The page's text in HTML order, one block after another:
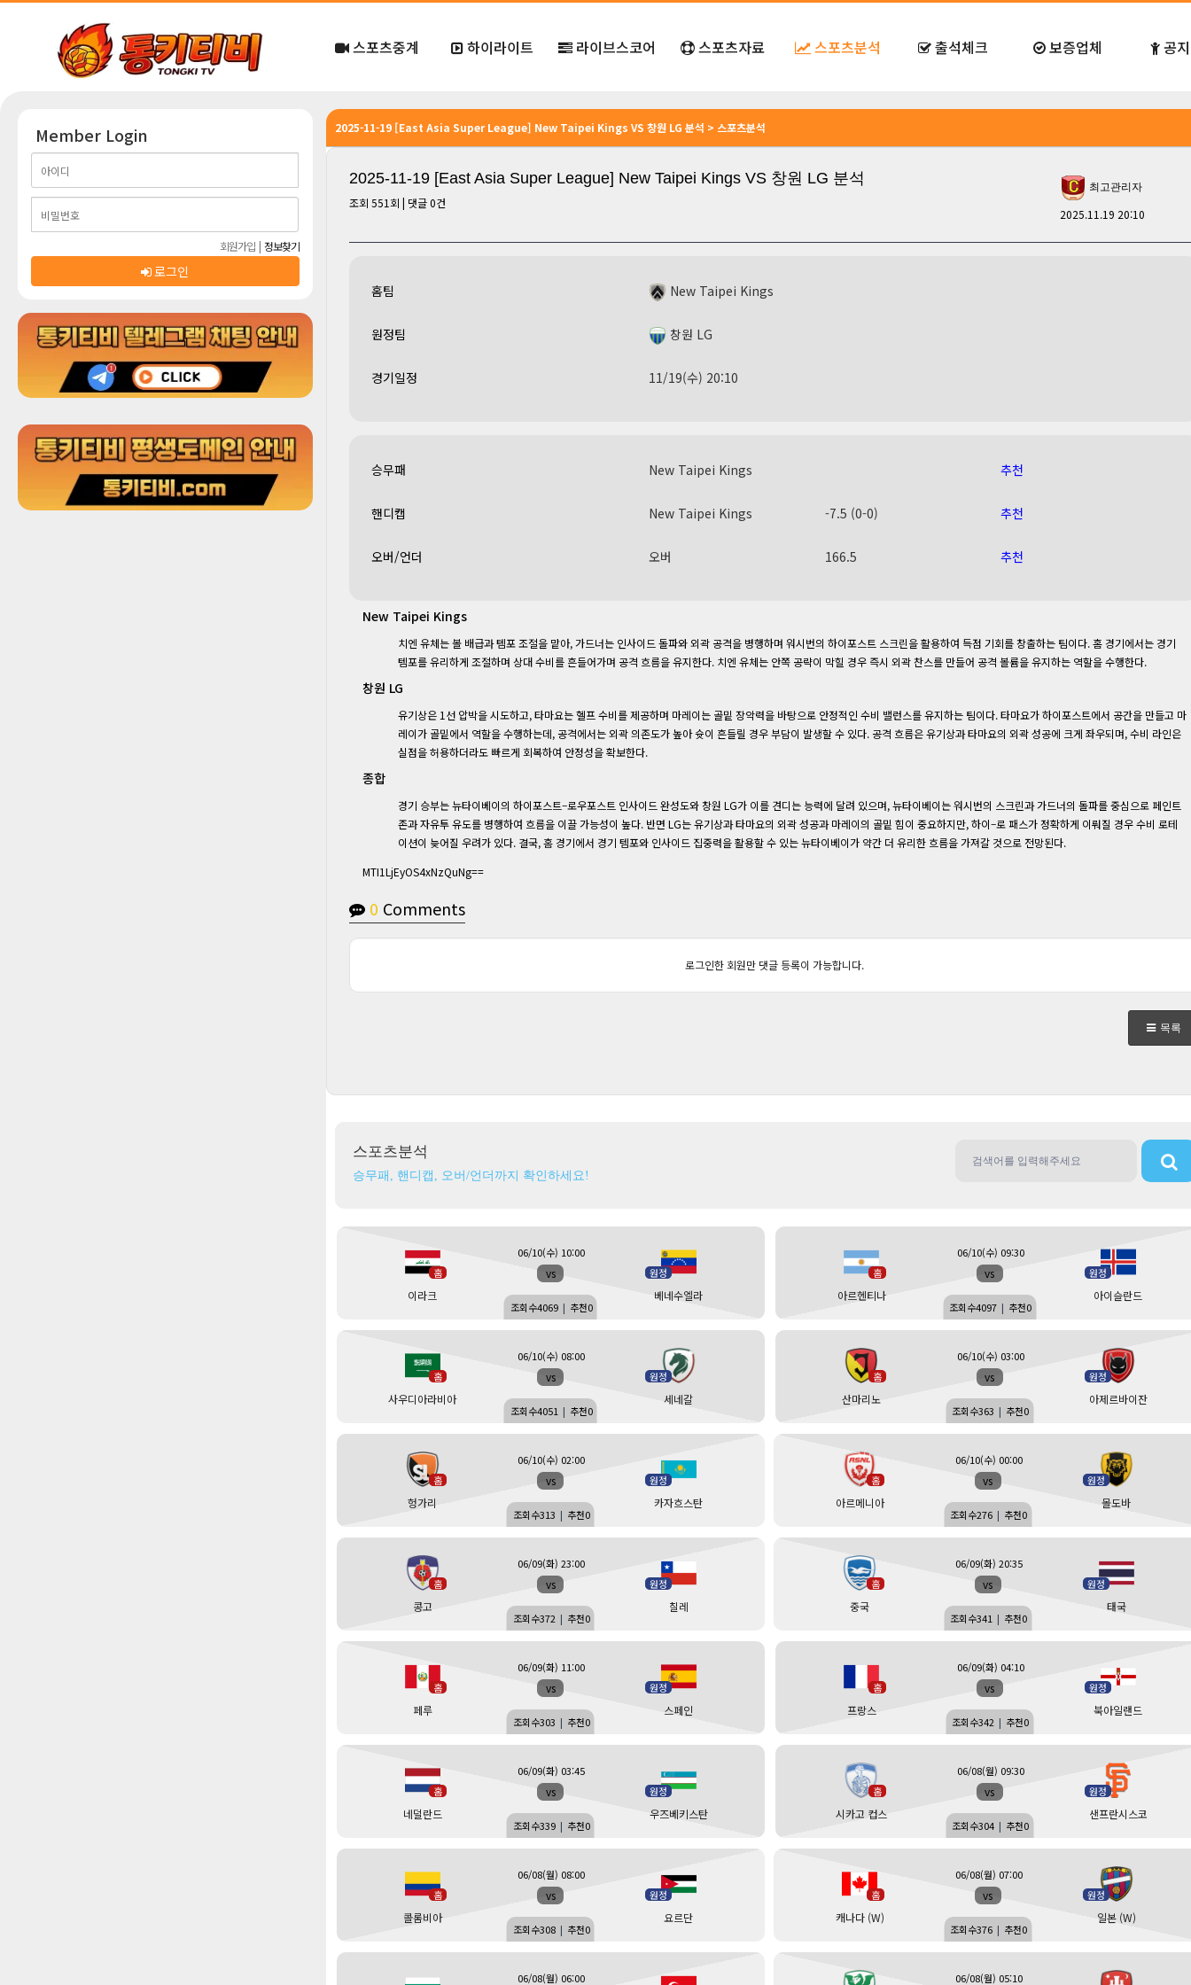
스포츠중계 하이라이트 라이브스코어 스포츠자료 스포츠분석 출석체크 보증업체 공
2025-11-19 [East Asia Super League] New Taipei Kings VS 창원 LG 분석 > 스포츠분석
2025-11-19 [East Asia Super League] New Taipei Kings VS 창원 LG 분석
조회 551회 | 댓글0건
최고관리자
2025.11.19 20:10
홈팀 New Taipei Kings
원정팀 창원 LG
경기일정 11/19(수) 20:10
승무패 New Taipei Kings 추천
핸디캡 New Taipei Kings -7.5 (0-0) 추천
오버/언더 오버 166.5 추천
New Taipei Kings
치엔 유체는 볼 배급과 템포 조절을 맡아, 가드너는 인사이드 돌파와 외곽 공격을 병행하며 워시번의 하이포스트 스크린을 활용하여 득점 기회를 창출하는 팀이다. 홈 경기에서는 경기
템포를 유리하게 조절하며 상대 수비를 흔들어가며 공격 흐름을 유지한다. 치엔 유체는 안쪽 공략이 막힐 경우 즉시 외곽 찬스를 만들어 공격 볼륨을 유지하는 역할을 수행한다.
창원 LG
유기상은 1선 압박을 시도하고, 타마요는 헬프 수비를 제공하며 마레이는 골밑 장악력을 바탕으로 안정적인 수비 밸런스를 유지하는 팀이다. 타마요가 하이포스트에서 공간을 만들고 마
레이가 골밑에서 역할을 수행하는데, 공격에서는 외곽 의존도가 높아 슛이 흔들릴 경우 부담이 발생할 수 있다. 공격 흐름은 유기상과 타마요의 외곽 성공에 크게 좌우되며, 수비 라인은
실점을 허용하더라도 빠르게 회복하여 안정성을 확보한다.
종합
경기 승부는 뉴타이베이의 하이포스트–로우포스트 인사이드 완성도와 창원 LG가 이를 견디는 능력에 달려 있으며, 뉴타이베이는 워시번의 스크린과 가드너의 돌파를 중심으로 페인트
존과 자유투 유도를 병행하여 흐름을 이끌 가능성이 높다. 반면 LG는 유기상과 타마요의 외곽 성공과 마레이의 골밑 힘이 중요하지만, 하이–로 패스가 정확하게 이뤄질 경우 수비 로테
이션이 늦어질 우려가 있다. 결국, 홈 경기에서 경기 템포와 인사이드 집중력을 활용할 수 있는 뉴타이베이가 약간 더 유리한 흐름을 가져갈 것으로 전망된다.
MTI1LjEyOS4xNzQuNg==
0 Comments
로그인한 회원만 댓글 등록이 가능합니다.
목록
스포츠분석
승무패, 핸디캡, 오버/언더까지 확인하세요!
홈
이라크
vs 원정
베네수엘라
06/10(수) 10:00
조회수4069 | 추천0
홈
아르헨티나
vs 원정
아이슬란드
06/10(수) 09:30
조회수4097 | 추천0
홈
사우디아라비아
vs 원정
세네갈
06/10(수) 08:00
조회수4051 | 추천0
홈
산마리노
vs 원정
아제르바이잔
06/10(수) 03:00
조회수363 | 추천0
홈
헝가리
vs 원정
카자흐스탄
06/10(수) 02:00
조회수313 | 추천0
홈
아르메니아
vs 원정
몰도바
06/10(수) 00:00
조회수276 | 추천0
홈
콩고
vs 원정
칠레
06/09(화) 23:00
조회수372 | 추천0
홈
중국
vs 원정
태국
06/09(화) 20:35
조회수341 | 추천0
홈
페루
vs 원정
스페인
06/09(화) 11:00
조회수303 | 추천0
홈
프랑스
vs 원정
북아일랜드
06/09(화) 04:10
조회수342 | 추천0
홈
네덜란드
vs 원정
우즈베키스탄
06/09(화) 03:45
조회수339 | 추천0
홈
시카고 컵스
vs 원정
샌프란시스코
06/08(월) 09:30
조회수304 | 추천0
홈
콜롬비아
vs 원정
요르단
06/08(월) 08:00
조회수308 | 추천0
홈
캐나다 (W)
vs 원정
일본 (W)
06/08(월) 07:00
조회수376 | 추천0
06/08(월) 06:00 06/08(월) 05:10
Member Login
회원가입 | 정보찾기
로그인